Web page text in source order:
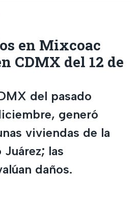
en Mixcoac
CDMX del 12 de
del pasado
generó
viviendas de la
las
daños.